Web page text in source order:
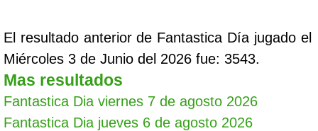
El resultado anterior de Fantastica Día jugado el
Miércoles 3 de Junio del 2026 fue: 3543.
Mas resultados
Fantastica Dia viernes 7 de agosto 2026
Fantastica Dia jueves 6 de agosto 2026